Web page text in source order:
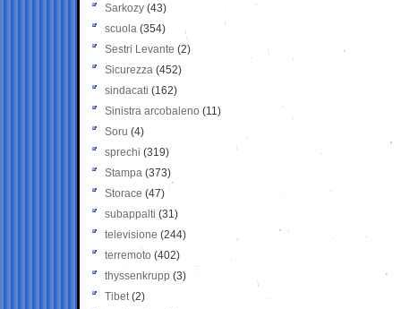
Sarkozy (43)
scuola (354)
Sestri Levante (2)
Sicurezza (452)
sindacati (162)
Sinistra arcobaleno (11)
Soru (4)
sprechi (319)
Stampa (373)
Storace (47)
subappalti (31)
televisione(244)
terremoto (402)
thyssenkrupp (3)
Tibet(2)